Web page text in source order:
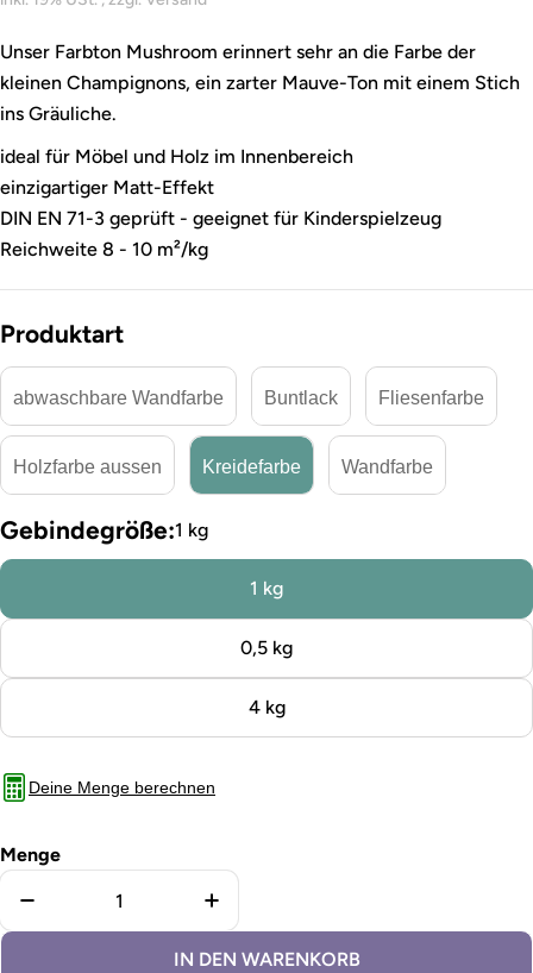
Unser Farbton Mushroom erinnert sehr an die Farbe der
kleinen Champignons, ein zarter Mauve-Ton mit einem Stich
ins Gräuliche.
ideal für Möbel und Holz im Innenbereich
einzigartiger Matt-Effekt
DIN EN 71-3 geprüft - geeignet für Kinderspielzeug
Reichweite 8 - 10 m²/kg
Produktart
abwaschbare Wandfarbe Buntlack Fliesenfarbe
Holzfarbe aussen Kreidefarbe Wandfarbe
Gebindegröße:1 kg
1 kg
0,5 kg
4 kg
Deine Menge berechnen
Menge
Menge für Kreidefarbe Mushroom verringern
Menge für Kreidefarbe
IN DEN WARENKORB